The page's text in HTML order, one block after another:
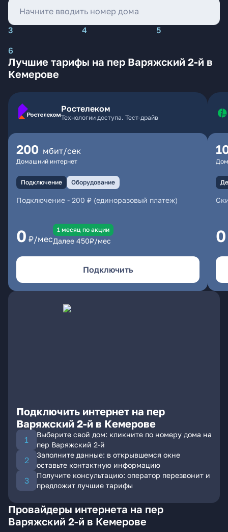
3 4
5
6
Лучшие тарифы на пер Варяжский 2-й в
Кемерове
Ростелеком
Технологии доступа. Тест-драйв
200 мбит/сек
Домашний интернет
Подключение Оборудование
Подключение - 200 ₽ (единоразовый платеж)
0 ₽/мес
1 месяц по акции
Далее 450₽/мес
Подключить
0
Подключить интернет на пер
Варяжский 2-й в Кемерове
Выберите свой дом: кликните по номеру дома на
пер Варяжский 2-й
Заполните данные: в открывшемся окне
оставьте контактную информацию
Получите консультацию: оператор перезвонит и
предложит лучшие тарифы
Провайдеры интернета на пер
Варяжский 2-й в Кемерове